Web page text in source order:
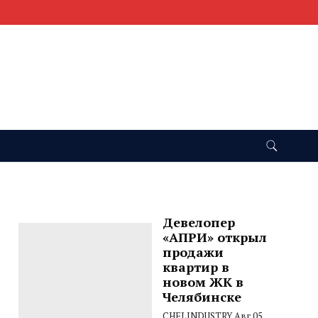
Девелопер
«АПРИ» открыл
продажи
квартир в
новом ЖК в
Челябинске